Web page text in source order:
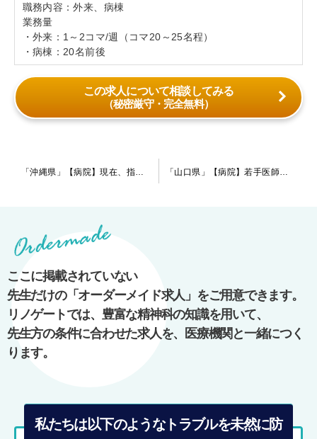
職務内容：外来、病棟
業務量
・外来：1～2コマ/週（コマ20～25名程）
・病棟：20名前後
この求人について相談してみる
（秘密厳守・完全無料）
ゲ
シ
ョ
ン
「沖縄県」【病院】現在、指定医の先生を募集しております。人気の観光エリアに位置しており海や自然を堪能できる環境です。訪問診療等のアウトリーチにご興味のある先生を歓迎致します！ 「山口県」【病院】若手医師への教育・指導にご興味をお持ちの指定医の先生歓迎します！急性期～慢性期まで満遍なく対応している病院です。
ここに掲載されていない
先生だけの「オーダーメイド求人」をご用意できます。
リノゲートでは、豊富な精神科の知識を用いて、
先生方の条件に合わせた求人を、医療機関と一緒につく
ります。
私たちは以下のようなトラブルを未然に防